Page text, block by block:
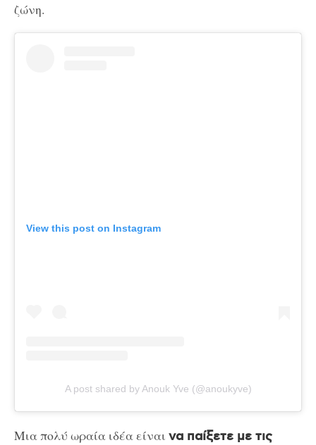
ζώνη.
View this post on Instagram
A post shared by Anouk Yve (@anoukyve)
Μια πολύ ωραία ιδέα είναι να παίξετε με τις